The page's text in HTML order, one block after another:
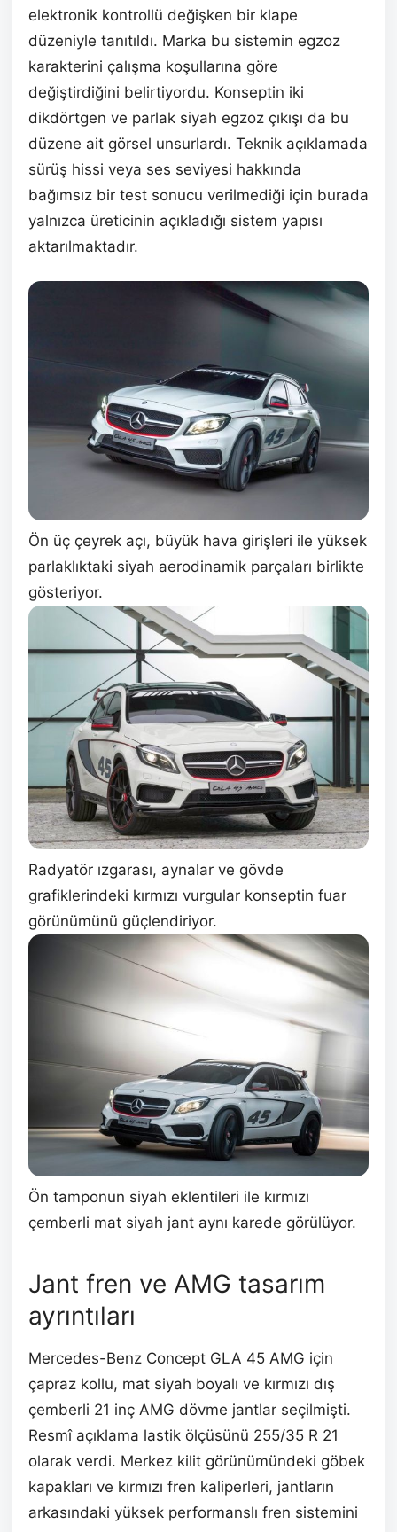
elektronik kontrollü değişken bir klape
düzeniyle tanıtıldı. Marka bu sistemin egzoz
karakterini çalışma koşullarına göre
değiştirdiğini belirtiyordu. Konseptin iki
dikdörtgen ve parlak siyah egzoz çıkışı da bu
düzene ait görsel unsurlardı. Teknik açıklamada
sürüş hissi veya ses seviyesi hakkında
bağımsız bir test sonucu verilmediği için burada
yalnızca üreticinin açıkladığı sistem yapısı
aktarılmaktadır.
Ön üç çeyrek açı, büyük hava girişleri ile yüksek
parlaklıktaki siyah aerodinamik parçaları birlikte
gösteriyor.
Radyatör ızgarası, aynalar ve gövde
grafiklerindeki kırmızı vurgular konseptin fuar
görünümünü güçlendiriyor.
Ön tamponun siyah eklentileri ile kırmızı
çemberli mat siyah jant aynı karede görülüyor.
Jant fren ve AMG tasarım
ayrıntıları
Mercedes-Benz Concept GLA 45 AMG için
çapraz kollu, mat siyah boyalı ve kırmızı dış
çemberli 21 inç AMG dövme jantlar seçilmişti.
Resmî açıklama lastik ölçüsünü 255/35 R 21
olarak verdi. Merkez kilit görünümündeki göbek
kapakları ve kırmızı fren kaliperleri, jantların
arkasındaki yüksek performanslı fren sistemini